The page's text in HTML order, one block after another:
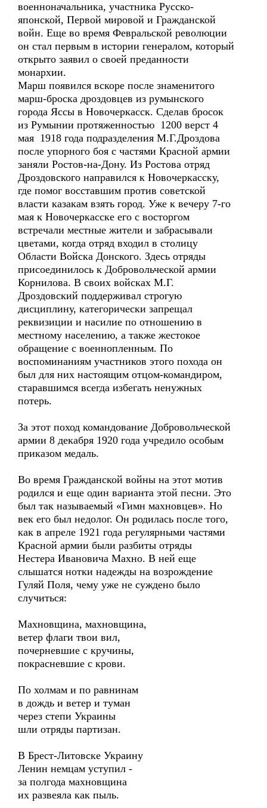
военноначальника, участника Русско-
японской, Первой мировой и Гражданской
войн. Еще во время Февральской революции
он стал первым в истории генералом, который
открыто заявил о своей преданности
монархии.
Марш появился вскоре после знаменитого
марш-броска дроздовцев из румынского
города Яссы в Новочеркасск. Сделав бросок
из Румынии протяженностью 1200 верст 4
мая 1918 года подразделения М.Г.Дроздова
после упорного боя с частями Красной армии
заняли Ростов-на-Дону. Из Ростова отряд
Дроздовского направился к Новочеркасску,
где помог восставшим против советской
власти казакам взять город. Уже к вечеру 7-го
мая к Новочеркасске его с восторгом
встречали местные жители и забрасывали
цветами, когда отряд входил в столицу
Области Войска Донского. Здесь отряды
присоединилось к Добровольческой армии
Корнилова. В своих войсках М.Г.
Дроздовский поддерживал строгую
дисциплину, категорически запрещал
реквизиции и насилие по отношению в
местному населению, а также жестокое
обращение с военнопленным. По
воспоминаниям участников этого похода он
был для них настоящим отцом-командиром,
старавшимся всегда избегать ненужных
потерь.
За этот поход командование Добровольческой
армии 8 декабря 1920 года учредило особым
приказом медаль.
Во время Гражданской войны на этот мотив
родился и еще один варианта этой песни. Это
был так называемый «Гимн махновцев». Но
век его был недолог. Он родилась после того,
как в апреле 1921 года регулярными частями
Красной армии были разбиты отряды
Нестера Ивановича Махно. В ней еще
слышатся нотки надежды на возрождение
Гуляй Поля, чему уже не суждено было
случиться:
Махновщина, махновщина,
ветер флаги твои вил,
почерневшие с кручины,
покрасневшие с крови.
По холмам и по равнинам
в дождь и ветер и туман
через степи Украины
шли отряды партизан.
В Брест-Литовске Украину
Ленин немцам уступил -
за полгода махновщина
их развеяла как пыль.